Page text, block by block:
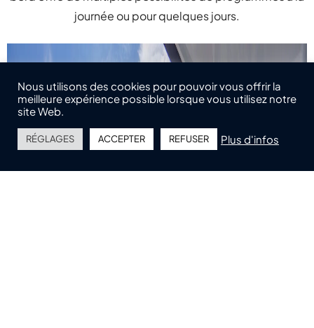
journée ou pour quelques jours.
Nous utilisons des cookies pour pouvoir vous offrir la
meilleure expérience possible lorsque vous utilisez notre
site Web.
RÉGLAGES ACCEPTER REFUSER Plus d'infos